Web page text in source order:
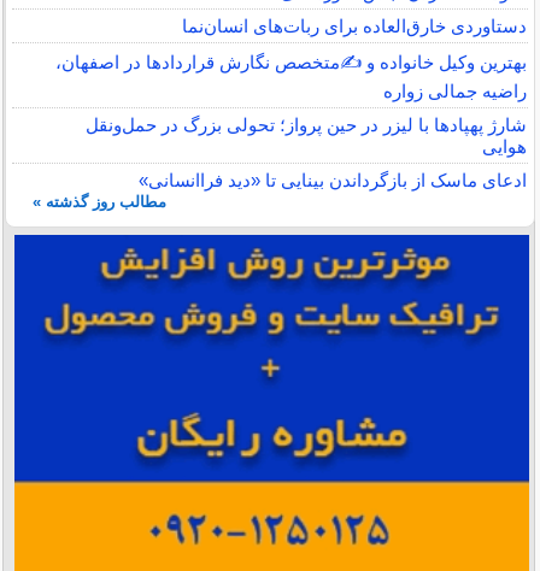
دستاوردی خارق‌العاده برای ربات‌های انسان‌نما
بهترین وکیل خانواده و ✍️متخصص نگارش قراردادها در اصفهان،
راضیه جمالی زواره
شارژ پهپادها با لیزر در حین پرواز؛ تحولی بزرگ در حمل‌ونقل
هوایی
ادعای ماسک از بازگرداندن بینایی تا «دید فراانسانی»
مطالب روز گذشته »